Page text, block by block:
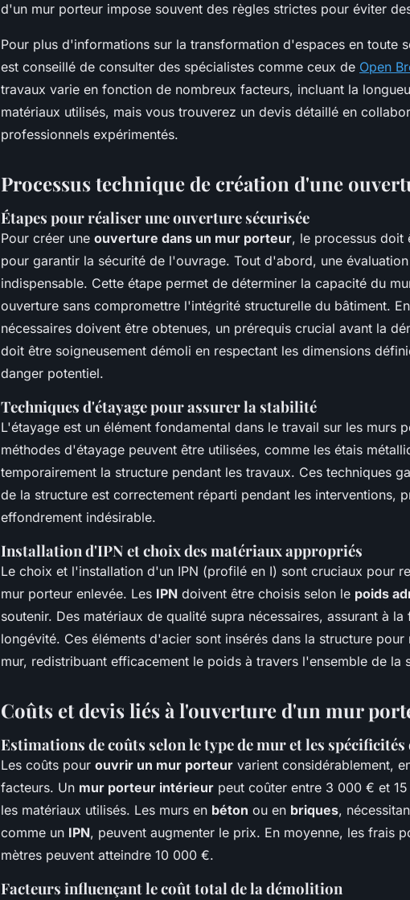
d'un mur porteur impose souvent des règles strictes pour éviter
Pour plus d'informations sur la transformation d'espaces en toute
est conseillé de consulter des spécialistes comme ceux de Open
travaux varie en fonction de nombreux facteurs, incluant la
matériaux utilisés, mais vous trouverez un devis détaillé en
professionnels expérimentés.
Processus technique de création d'une
Étapes pour réaliser une ouverture sécurisée
Pour créer une ouverture dans un mur porteur, le processus doit
pour garantir la sécurité de l'ouvrage. Tout d'abord, une
indispensable. Cette étape permet de déterminer la capacité du
ouverture sans compromettre l'intégrité structurelle du bâtiment.
nécessaires doivent être obtenues, un prérequis crucial avant la
doit être soigneusement démoli en respectant les dimensions
danger potentiel.
Techniques d'étayage pour assurer la stabilité
L'étayage est un élément fondamental dans le travail sur les murs
méthodes d'étayage peuvent être utilisées, comme les étais
temporairement la structure pendant les travaux. Ces techniques
de la structure est correctement réparti pendant les interventions,
effondrement indésirable.
Installation d'IPN et choix des matériaux appropriés
Le choix et l'installation d'un IPN (profilé en I) sont cruciaux pour
mur porteur enlevée. Les IPN doivent être choisis selon le poids
soutenir. Des matériaux de qualité supra nécessaires, assurant à
longévité. Ces éléments d'acier sont insérés dans la structure
mur, redistribuant efficacement le poids à travers l'ensemble de la
Coûts et devis liés à l'ouverture d'un mur
Estimations de coûts selon le type de mur et les
Les coûts pour ouvrir un mur porteur varient considérablement,
facteurs. Un mur porteur intérieur peut coûter entre 3 000 € et
les matériaux utilisés. Les murs en béton ou en briques,
comme un IPN, peuvent augmenter le prix. En moyenne, les frais
mètres peuvent atteindre 10 000 €.
Facteurs influençant le coût total de la démolition